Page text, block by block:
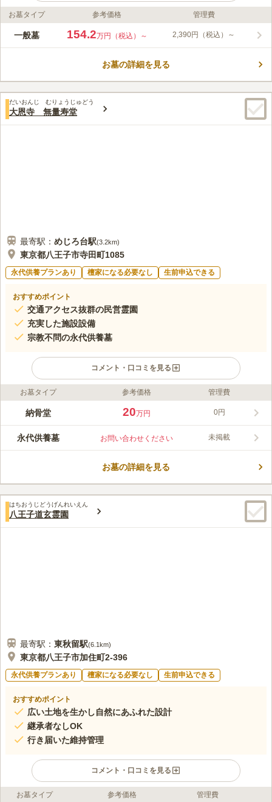
ライフドット編集部のコメント
片倉聖地霊苑は、自然に囲まれた心安らぐ霊園公園墓地です。
電車を利用する場合は、JR横浜線「八王子みなみ野駅」で下車
用することができます。
口コミ評価
みんなの評価
60代男性
行く途中にスーパがあり、花や線香は買えるが食事をするところ
お墓タイプ 参考価格 管理費
一般墓 154.2万円（税込）～ 2,390円（税込）～
お墓の詳細を見る
だいおんじ むりょうじゅどう
大恩寺 無量寿堂
最寄駅： めじろ台駅(3.2km)
東京都八王子市寺田町1085
永代供養プランあり 檀家になる必要なし 生前申込できる
おすすめポイント
交通アクセス抜群の民営霊園
充実した施設設備
宗教不問の永代供養墓
コメント・口コミを見る
ライフドット編集部のコメント
八王子市の丘陵地にある納骨堂です。宗教不問で利用できる永代
スも良好で、駐車場も完備しているので車でも安心してお越し頂
けます。
この霊園はまだ誰からも評価されていません。
お墓タイプ 参考価格 管理費
納骨堂 20万円 0円
永代供養墓 お問い合わせください 未掲載
お墓の詳細を見る
はちおうじどうげんれいえん
八王子道玄霊園
最寄駅： 東秋留駅(6.1km)
東京都八王子市加住町2-396
永代供養プランあり 檀家になる必要なし 生前申込できる
おすすめポイント
広い土地を生かし自然にあふれた設計
継承者なしOK
行き届いた維持管理
コメント・口コミを見る
ライフドット編集部のコメント
お墓タイプ 参考価格 管理費